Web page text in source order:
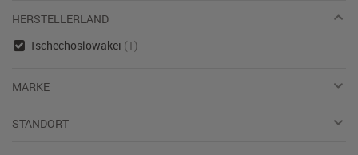
HERSTELLERLAND
Tschechoslowakei (1)
MARKE
STANDORT